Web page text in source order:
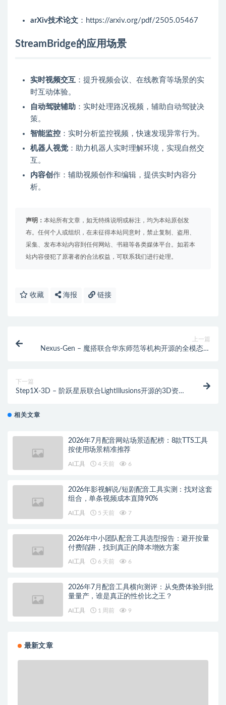
arXiv技术论文 ：https://arxiv.org/pdf/2505.05467
StreamBridge的应用场景
实时视频交互 ：提升视频会议、在线教育等场景的实
时互动体验。
自动驾驶辅助 ：实时处理路况视频，辅助自动驾驶决
策。
智能监控 ：实时分析监控视频，快速发现异常行为。
机器人视觉：助力机器人实时理解环境，实现自然交
互。
内容创 作：辅助视频创作和编辑，提供实时内容分
析。
声明： 本站所有文章，如无特殊说明或标注，均为本站原创发
布。任何个人或组织，在未征得本站同意时，禁止复制、盗用、
采集、发布本站内容到任何网站、书籍等各类媒体平台。如若本
站内容侵犯了原著者的合法权益，可联系我们进行处理。
收藏 海报 链接
上一篇
Nexus-Gen – 魔搭联合华东师范等机构开源的全模态图
下一篇
Step1X-3D – 阶跃星辰联合LightIllusions开源的3D资产
相关文章
2026年7月配音网站场景适配榜：8款TTS工具
按使用场景精准推荐
AI工具 4 天前 6
2026年影视解说/短剧配音工具实测：找对这套
组合，单条视频成本直降90%
AI工具 5 天前 7
2026年中小团队配音工具选型报告：避开按量
付费陷阱，找到真正的降本增效方案
AI工具 6 天前 6
2026年7月配音工具横向测评：从免费体验到批
量量产，谁是真正的性价比之王？
AI工具 1 周前 9
最新文章